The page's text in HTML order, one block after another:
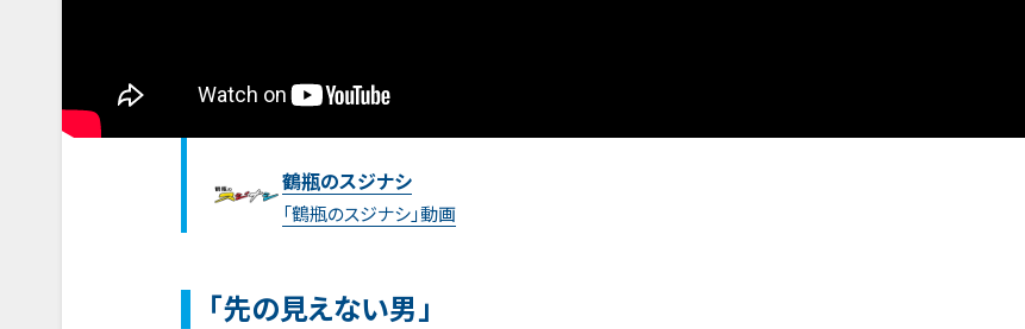
鶴瓶のスジナシ
「鶴瓶のスジナシ」動画
「先の見えない男」